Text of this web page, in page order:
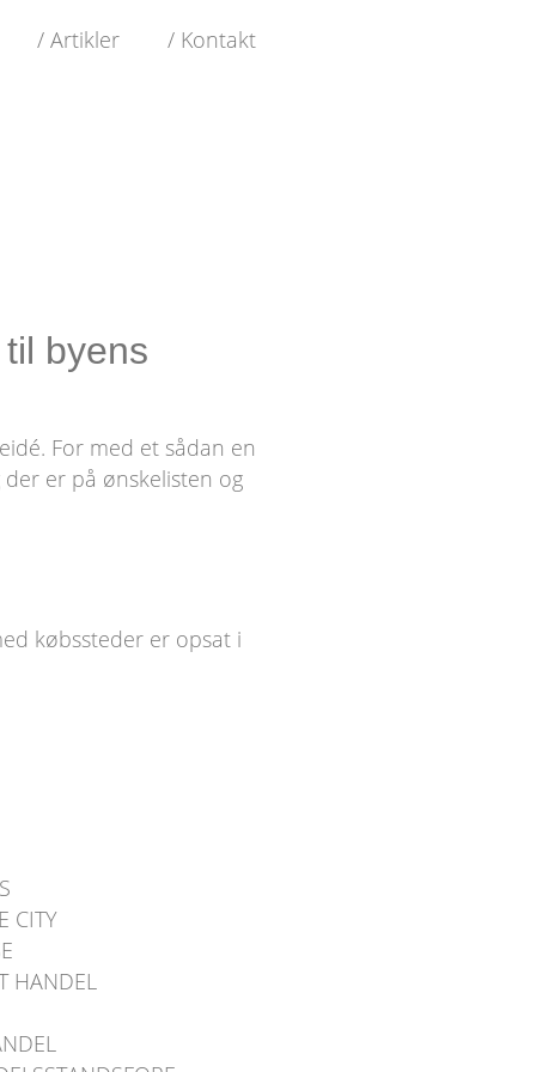
/ Artikler
/ Kontakt
byens
For med et sådan en
er på ønskelisten og
købssteder er opsat i
CITY
HANDEL